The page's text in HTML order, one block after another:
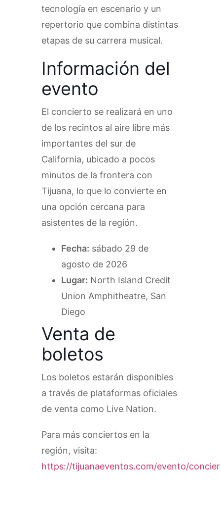
tecnología en escenario y un
repertorio que combina distintas
etapas de su carrera musical.
Información del
evento
El concierto se realizará en uno
de los recintos al aire libre más
importantes del sur de
California, ubicado a pocos
minutos de la frontera con
Tijuana, lo que lo convierte en
una opción cercana para
asistentes de la región.
Fecha: sábado 29 de
agosto de 2026
Lugar: North Island Credit
Union Amphitheatre, San
Diego
Venta de
boletos
Los boletos estarán disponibles
a través de plataformas oficiales
de venta como Live Nation.
Para más conciertos en la
región, visita:
https://tijuanaeventos.com/evento/